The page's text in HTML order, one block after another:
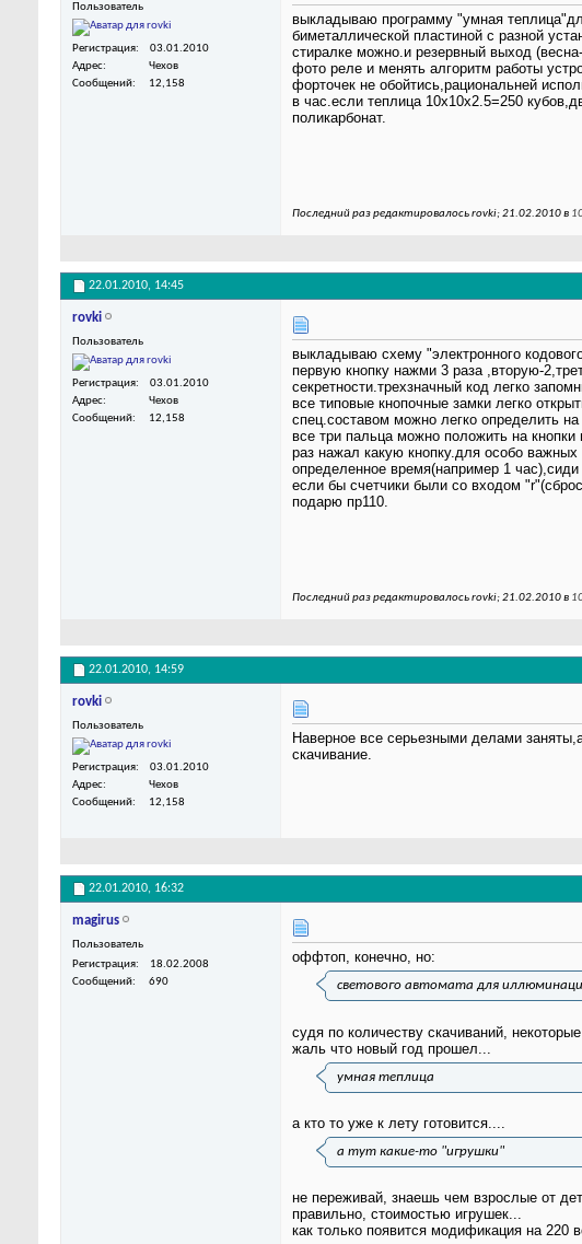
Пользователь
Регистрация
03.01.2010
Адрес
Чехов
Сообщений
12,158
выкладываю программу "умная
биметаллической пластиной с разной
стиралке можно.и резервный выход
фото реле и менять алгоритм работы
форточек не обойтись,рациональней
в час.если теплица 10х10х2.5=250
поликарбонат.
Последний раз редактировалось rovki; 21.02.2010 в
22.01.2010, 14:45
rovki
Пользователь
Регистрация
03.01.2010
Адрес
Чехов
Сообщений
12,158
выкладываю схему "электронного
первую кнопку нажми 3 раза ,вторую-
секретности.трехзначный код легко
все типовые кнопочные замки легко
спец.составом можно легко определить
все три пальца можно положить на
раз нажал какую кнопку.для особо
определенное время(например 1
если бы счетчики были со входом
подарю пр110.
Последний раз редактировалось rovki; 21.02.2010 в
22.01.2010, 14:59
rovki
Пользователь
Регистрация
03.01.2010
Адрес
Чехов
Сообщений
12,158
Наверное все серьезными делами
скачивание.
22.01.2010, 16:32
magirus
Пользователь
Регистрация
18.02.2008
Сообщений
690
оффтоп, конечно, но:
светового автомата для
судя по количеству скачиваний,
жаль что новый год прошел...
умная теплица
а кто то уже к лету готовится....
а тут какие-то "игрушки"
не переживай, знаешь чем взрослые от
правильно, стоимостью игрушек...
как только появится модификация на 220